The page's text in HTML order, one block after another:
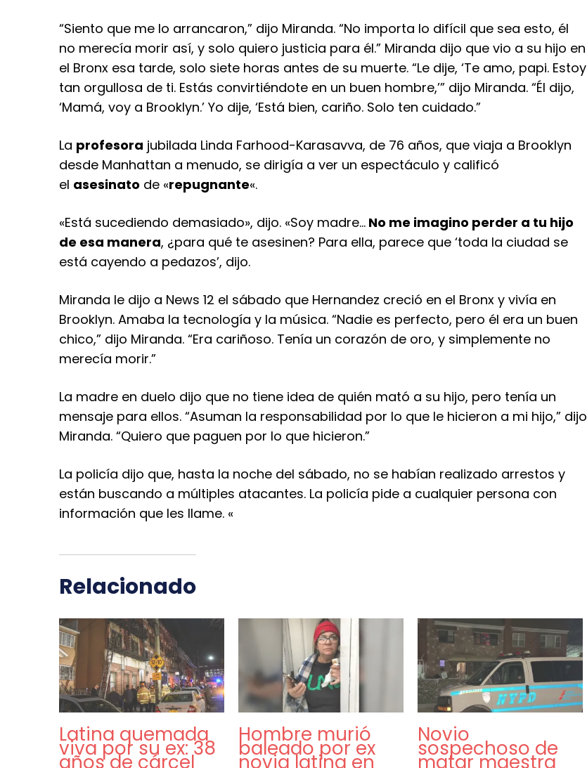
“Siento que me lo arrancaron,” dijo Miranda. “No importa lo difícil que sea esto, él
no merecía morir así, y solo quiero justicia para él.” Miranda dijo que vio a su hijo en
el Bronx esa tarde, solo siete horas antes de su muerte. “Le dije, ‘Te amo, papi. Estoy
tan orgullosa de ti. Estás convirtiéndote en un buen hombre,’” dijo Miranda. “Él dijo,
‘Mamá, voy a Brooklyn.’ Yo dije, ‘Está bien, cariño. Solo ten cuidado.”
La profesora jubilada Linda Farhood-Karasavva, de 76 años, que viaja a Brooklyn
desde Manhattan a menudo, se dirigía a ver un espectáculo y calificó
el asesinato de «repugnante«.
«Está sucediendo demasiado», dijo. «Soy madre… No me imagino perder a tu hijo
de esa manera, ¿para qué te asesinen? Para ella, parece que ‘toda la ciudad se
está cayendo a pedazos’, dijo.
Miranda le dijo a News 12 el sábado que Hernandez creció en el Bronx y vivía en
Brooklyn. Amaba la tecnología y la música. “Nadie es perfecto, pero él era un buen
chico,” dijo Miranda. “Era cariñoso. Tenía un corazón de oro, y simplemente no
merecía morir.”
La madre en duelo dijo que no tiene idea de quién mató a su hijo, pero tenía un
mensaje para ellos. “Asuman la responsabilidad por lo que le hicieron a mi hijo,” dijo
Miranda. “Quiero que paguen por lo que hicieron.”
La policía dijo que, hasta la noche del sábado, no se habían realizado arrestos y
están buscando a múltiples atacantes. La policía pide a cualquier persona con
información que les llame. «
Relacionado
Latina quemada
viva por su ex: 38
años de cárcel
Hombre murió
baleado por ex
novia latina en
Novio
sospechoso de
matar maestra